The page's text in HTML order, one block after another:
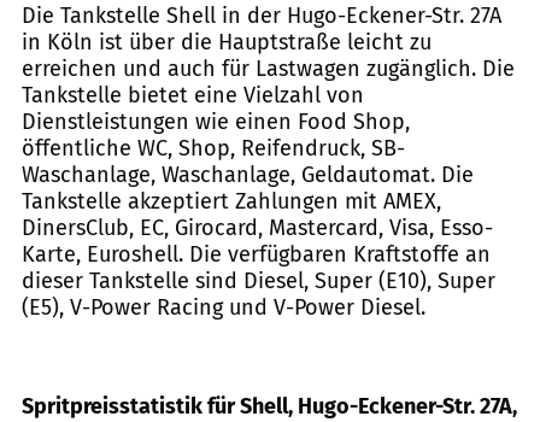
Die Tankstelle Shell in der Hugo-Eckener-Str. 27A
in Köln ist über die Hauptstraße leicht zu
erreichen und auch für Lastwagen zugänglich. Die
Tankstelle bietet eine Vielzahl von
Dienstleistungen wie einen Food Shop,
öffentliche WC, Shop, Reifendruck, SB-
Waschanlage, Waschanlage, Geldautomat. Die
Tankstelle akzeptiert Zahlungen mit AMEX,
DinersClub, EC, Girocard, Mastercard, Visa, Esso-
Karte, Euroshell. Die verfügbaren Kraftstoffe an
dieser Tankstelle sind Diesel, Super (E10), Super
(E5), V-Power Racing und V-Power Diesel.
Spritpreisstatistik für Shell, Hugo-Eckener-Str. 27A,